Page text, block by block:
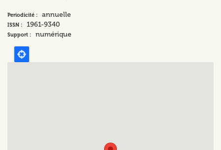
Periodicité : annuelle
ISSN : 1961-9340
Support : numérique